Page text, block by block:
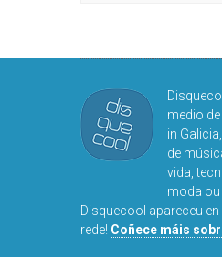
medio
in
de
vida,
moda ou
Disquecool apareceu
rede! Coñece máis